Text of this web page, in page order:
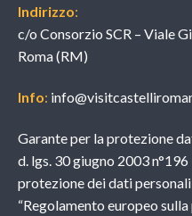
Indirizzo:
c/o Consorzio SCR – Viale
Roma (RM)
Info:
Garante per la protezione
d. lgs. 30 giugno 2003
protezione dei dati
“Regolamento europeo